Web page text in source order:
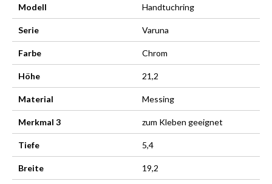
Modell Handtuchring
Serie Varuna
Farbe Chrom
Höhe 21,2
Material Messing
Merkmal 3 zum Kleben geeignet
Tiefe 5,4
Breite 19,2